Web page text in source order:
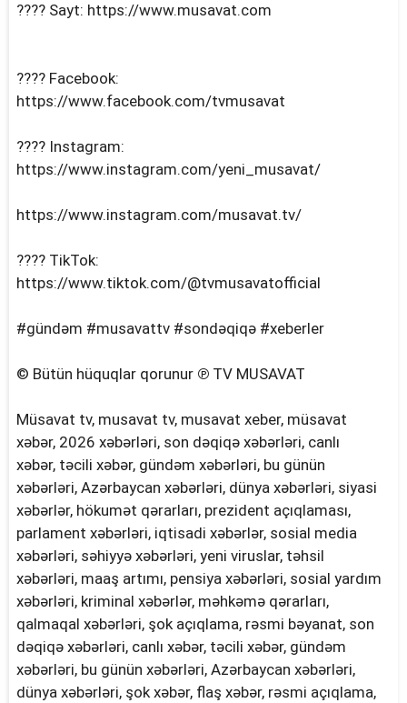
???? Sayt: https://www.musavat.com
???? Facebook:
https://www.facebook.com/tvmusavat
???? Instagram:
https://www.instagram.com/yeni_musavat/
https://www.instagram.com/musavat.tv/
???? TikTok:
https://www.tiktok.com/@tvmusavatofficial
#gündəm #musavattv #sondəqiqə #xeberler
© Bütün hüquqlar qorunur ℗ TV MUSAVAT
Müsavat tv, musavat tv, musavat xeber, müsavat
xəbər, 2026 xəbərləri, son dəqiqə xəbərləri, canlı
xəbər, təcili xəbər, gündəm xəbərləri, bu günün
xəbərləri, Azərbaycan xəbərləri, dünya xəbərləri, siyasi
xəbərlər, hökumət qərarları, prezident açıqlaması,
parlament xəbərləri, iqtisadi xəbərlər, sosial media
xəbərləri, səhiyyə xəbərləri, yeni viruslar, təhsil
xəbərləri, maaş artımı, pensiya xəbərləri, sosial yardım
xəbərləri, kriminal xəbərlər, məhkəmə qərarları,
qalmaqal xəbərləri, şok açıqlama, rəsmi bəyanat, son
dəqiqə xəbərləri, canlı xəbər, təcili xəbər, gündəm
xəbərləri, bu günün xəbərləri, Azərbaycan xəbərləri,
dünya xəbərləri, şok xəbər, flaş xəbər, rəsmi açıqlama,